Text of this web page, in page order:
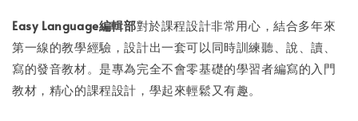
Easy Language編輯部對於課程設計非常用心，結合多年來
第一線的教學經驗，設計出一套可以同時訓練聽、說、讀、
寫的發音教材。是專為完全不會零基礎的學習者編寫的入門
教材，精心的課程設計，學起來輕鬆又有趣。